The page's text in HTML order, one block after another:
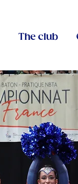
The club